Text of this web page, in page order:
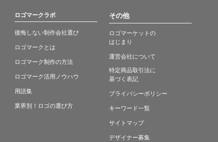
ロゴマークラボ
後悔しない制作会社選び
ロゴマークとは
ロゴマーク制作の方法
ロゴマーク活用ノウハウ
用語集
業界別！ロゴの選び方
その他
ロゴマーケットの
はじまり
運営会社について
特定商品取引法に
基づく表記
プライバシーポリシー
キーワード一覧
サイトマップ
デザイナー募集